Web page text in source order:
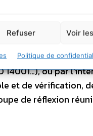
Refuser Voir
Politique de
les professionnels
arguments
la véracité de
Cela
ou par
et de vérification,
de réflexion